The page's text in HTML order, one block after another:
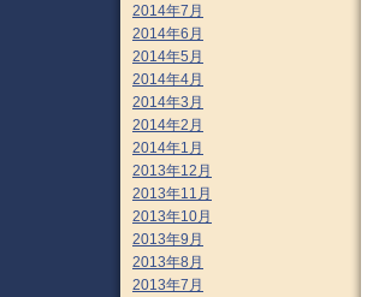
2014年7月
2014年6月
2014年5月
2014年4月
2014年3月
2014年2月
2014年1月
2013年12月
2013年11月
2013年10月
2013年9月
2013年8月
2013年7月